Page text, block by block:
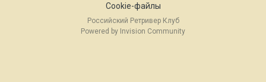
Cookie-файлы
Российский Ретривер Клуб
Powered by Invision Community